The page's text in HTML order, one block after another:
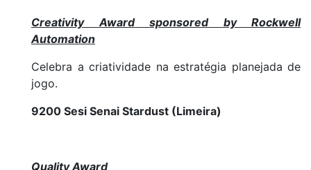
Creativity Award sponsored by Rockwell
Automation
Celebra a criatividade na estratégia planejada de
jogo.
9200 Sesi Senai Stardust (Limeira)
Quality Award